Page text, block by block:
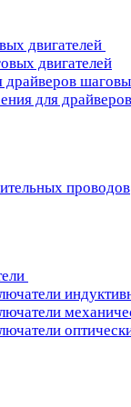
двигателей
двигателей
драйверов
для
проводов